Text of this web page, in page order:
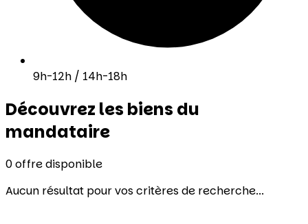
9h-12h / 14h-18h
Découvrez les biens du
mandataire
0offre disponible
Aucun résultat pour vos critères de recherche...